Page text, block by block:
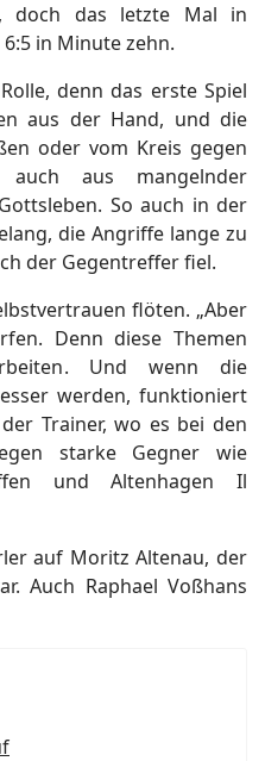
doch das letzte Mal in
in Minute zehn.
denn das erste Spiel
aus der Hand, und die
oder vom Kreis gegen
aus mangelnder
So auch in der
die Angriffe lange zu
der Gegentreffer fiel.
flöten. „Aber
Denn diese Themen
Und wenn die
werden, funktioniert
Trainer, wo es bei den
starke Gegner wie
und Altenhagen Il
auf Moritz Altenau, der
Auch Raphael Voßhans